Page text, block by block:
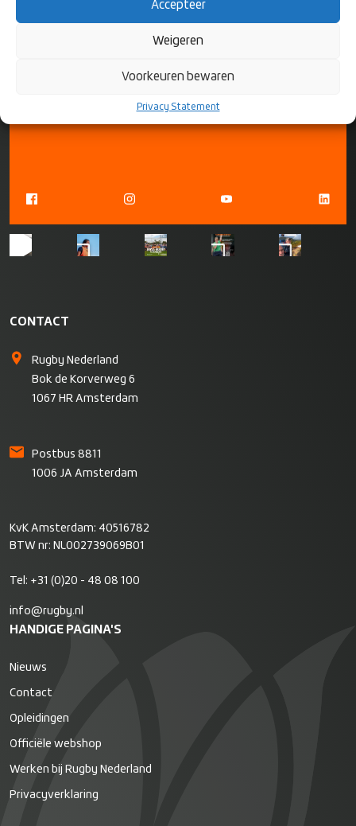
Accepteer
Weigeren
Voorkeuren bewaren
Privacy Statement
CONTACT
Rugby Nederland
Bok de Korverweg 6
1067 HR Amsterdam
Postbus 8811
1006 JA Amsterdam
KvK Amsterdam: 40516782
BTW nr: NL002739069B01
Tel: +31 (0)20 - 48 08 100
info@rugby.nl
HANDIGE PAGINA'S
Nieuws
Contact
Opleidingen
Officiële webshop
Werken bij Rugby Nederland
Privacyverklaring